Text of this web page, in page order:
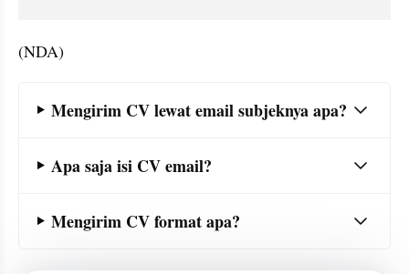
(NDA)
Mengirim CV lewat email subjeknya apa?
Apa saja isi CV email?
Mengirim CV format apa?